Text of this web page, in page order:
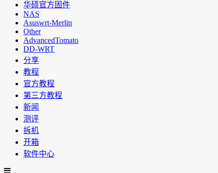
华硕官方固件
NAS
Asuswrt-Merlin
Other
AdvancedTomato
DD-WRT
分享
教程
官方教程
第三方教程
新闻
测评
拆机
开箱
软件中心